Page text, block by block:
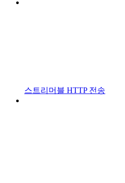
스트리머블 HTTP 전송